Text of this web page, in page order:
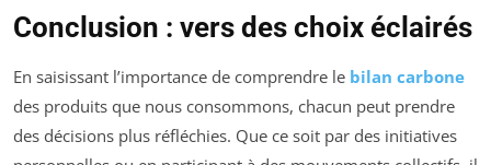
Conclusion : vers des choix éclairés
En saisissant l’importance de comprendre le bilan carbone
des produits que nous consommons, chacun peut prendre
des décisions plus réfléchies. Que ce soit par des initiatives